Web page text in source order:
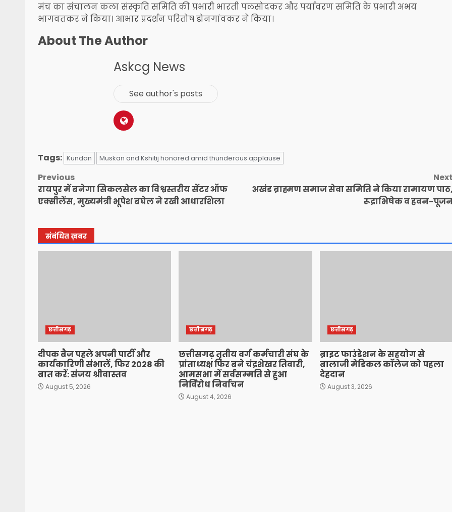
मंच का संचालन कला संस्कृति समिति की प्रभारी भारती पलसोदकर और पर्यावरण समिति के प्रभारी अभय
भागवतकर ने किया। आभार प्रदर्शन परितोष डोनगांवकर ने किया।
About The Author
Askcg News
See author's posts
Tags: Kundan Muskan and Kshitij honored amid thunderous applause
Post
navigation
Previous
रायपुर में बनेगा सिकलसेल का विश्वस्तरीय सेंटर ऑफ
एक्सीलेंस, मुख्यमंत्री भूपेश बघेल ने रखी आधारशिला
अखंड ब्राह्मण समाज सेवा समिति ने किया रामायण
रूद्राभिषेक व हवन-
संबंधित ख़बर
छत्तीसगढ़
दीपक बैज पहले अपनी पार्टी और
कार्यकारिणी संभालें, फिर 2028 की
बात करें: संजय श्रीवास्तव
August 5, 2026
छत्तीसगढ़
छत्तीसगढ़ तृतीय वर्ग कर्मचारी संघ के
प्रांताध्यक्ष फिर बने चंद्रशेखर तिवारी,
आमसभा में सर्वसम्मति से हुआ
निर्विरोध निर्वाचन
August 4, 2026
छत्तीसगढ़
ब्राइट फाउंडेशन के सहयोग से
बालाजी मेडिकल कॉलेज को पहला
देहदान
August 3, 2026